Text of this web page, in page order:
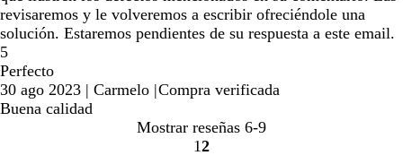
revisaremos y le volveremos a escribir ofreciéndole una
solución. Estaremos pendientes de su respuesta a este email.
5
Perfecto
30 ago 2023 | Carmelo |Compra verificada
Buena calidad
Mostrar reseñas 6-9
Ir
1 Ir
2